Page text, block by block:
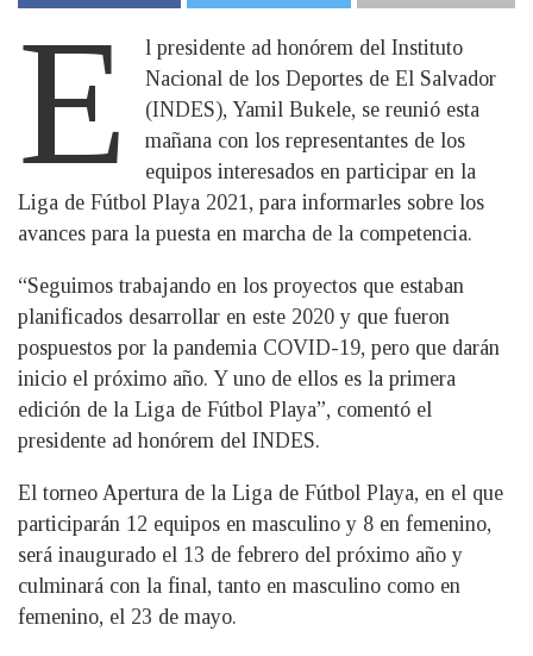
E
l presidente ad honórem del Instituto
Nacional de los Deportes de El Salvador
(INDES), Yamil Bukele, se reunió esta
mañana con los representantes de los
equipos interesados en participar en la
Liga de Fútbol Playa 2021, para informarles sobre los
avances para la puesta en marcha de la competencia.
“Seguimos trabajando en los proyectos que estaban
planificados desarrollar en este 2020 y que fueron
pospuestos por la pandemia COVID-19, pero que darán
inicio el próximo año. Y uno de ellos es la primera
edición de la Liga de Fútbol Playa”, comentó el
presidente ad honórem del INDES.
El torneo Apertura de la Liga de Fútbol Playa, en el que
participarán 12 equipos en masculino y 8 en femenino,
será inaugurado el 13 de febrero del próximo año y
culminará con la final, tanto en masculino como en
femenino, el 23 de mayo.